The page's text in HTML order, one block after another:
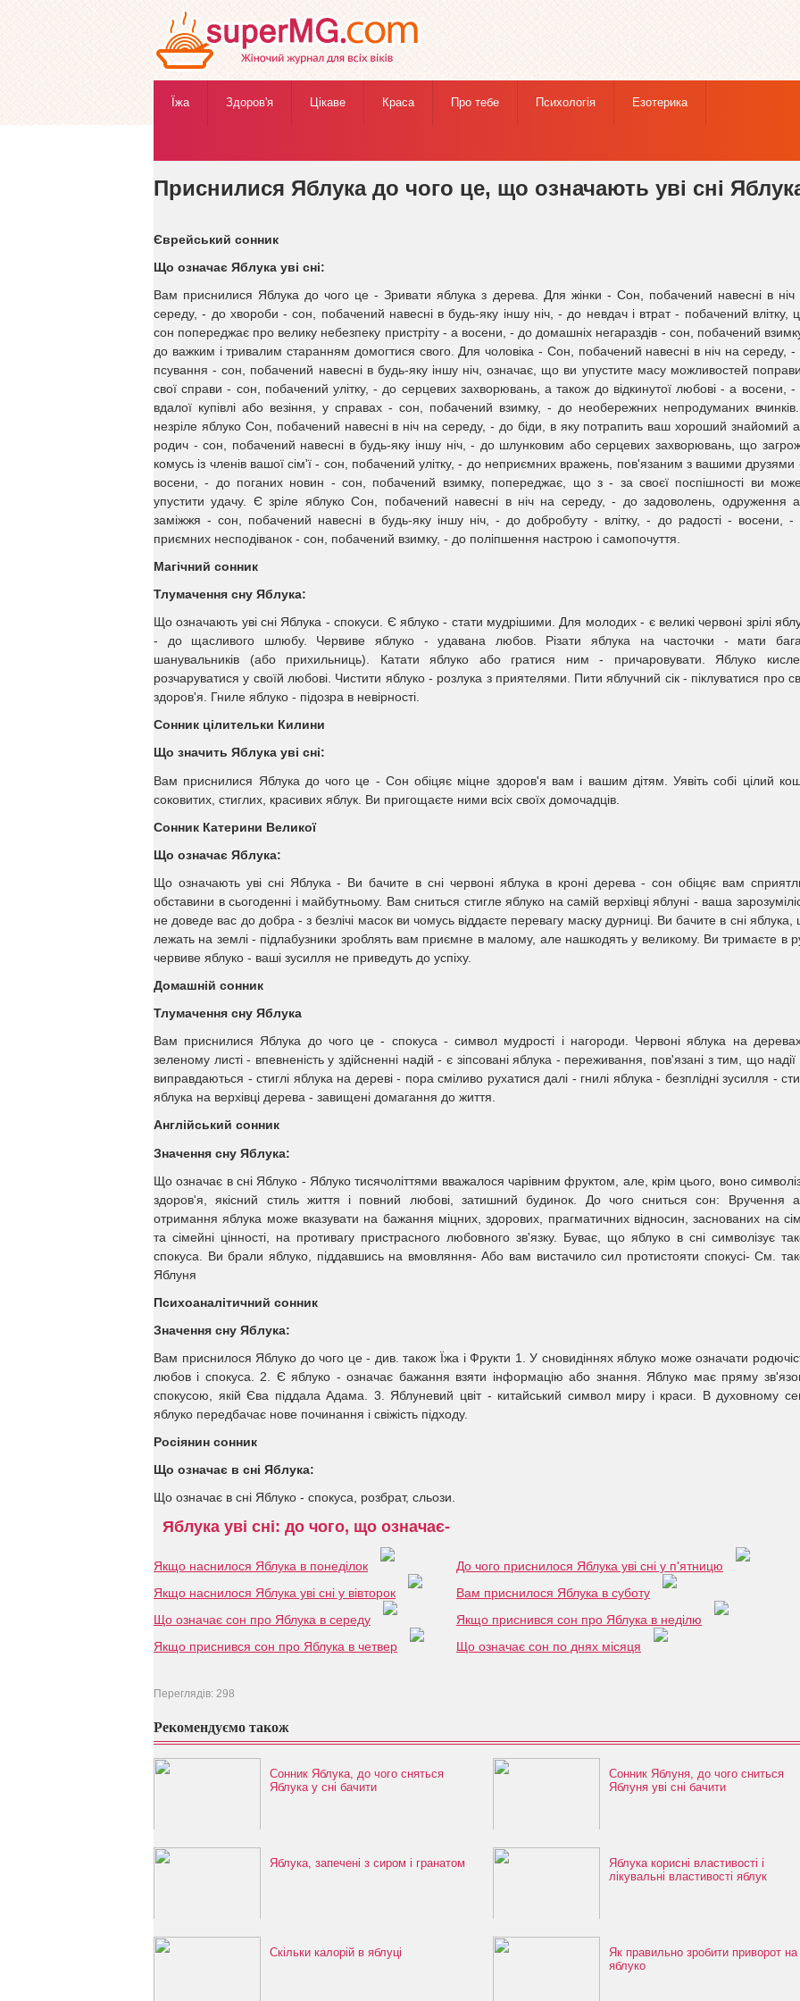
Їжа Здоров'я Цікаве Краса Про тебе Психологія Езотерика
Приснилися Яблука до чого це, що означають уві сні
Єврейський сонник
Що означає Яблука уві сні:
Вам приснилися Яблука до чого це - Зривати яблука з дерева. Для жінки - Сон, побачений навесні в ніч
середу, - до хвороби - сон, побачений навесні в будь-яку іншу ніч, - до невдач і втрат - побачений влітку,
сон попереджає про велику небезпеку пристріту - а восени, - до домашніх негараздів - сон, побачений
до важким і тривалим старанням домогтися свого. Для чоловіка - Сон, побачений навесні в ніч на середу, -
псування - сон, побачений навесні в будь-яку іншу ніч, означає, що ви упустите масу можливостей
свої справи - сон, побачений улітку, - до серцевих захворювань, а також до відкинутої любові - а восени, -
вдалої купівлі або везіння, у справах - сон, побачений взимку, - до необережних непродуманих
незріле яблуко Сон, побачений навесні в ніч на середу, - до біди, в яку потрапить ваш хороший знайомий
родич - сон, побачений навесні в будь-яку іншу ніч, - до шлунковим або серцевих захворювань, що
комусь із членів вашої сім'ї - сон, побачений улітку, - до неприємних вражень, пов'язаним з вашими друзями
восени, - до поганих новин - сон, побачений взимку, попереджає, що з - за своєї поспішності ви
упустити удачу. Є зріле яблуко Сон, побачений навесні в ніч на середу, - до задоволень, одруження
заміжжя - сон, побачений навесні в будь-яку іншу ніч, - до добробуту - влітку, - до радості - восени, -
приємних несподіванок - сон, побачений взимку, - до поліпшення настрою і самопочуття.
Магічний сонник
Тлумачення сну Яблука:
Що означають уві сні Яблука - спокуси. Є яблуко - стати мудрішими. Для молодих - є великі червоні зрілі
- до щасливого шлюбу. Червиве яблуко - удавана любов. Різати яблука на часточки - мати
шанувальників (або прихильниць). Катати яблуко або гратися ним - причаровувати. Яблуко
розчаруватися у своїй любові. Чистити яблуко - розлука з приятелями. Пити яблучний сік - піклуватися про
здоров'я. Гниле яблуко - підозра в невірності.
Сонник цілительки Килини
Що значить Яблука уві сні:
Вам приснилися Яблука до чого це - Сон обіцяє міцне здоров'я вам і вашим дітям. Уявіть собі цілий
соковитих, стиглих, красивих яблук. Ви пригощаєте ними всіх своїх домочадців.
Сонник Катерини Великої
Що означає Яблука:
Що означають уві сні Яблука - Ви бачите в сні червоні яблука в кроні дерева - сон обіцяє вам
обставини в сьогоденні і майбутньому. Вам сниться стигле яблуко на самій верхівці яблуні - ваша
не доведе вас до добра - з безлічі масок ви чомусь віддаєте перевагу маску дурниці. Ви бачите в сні яблука,
лежать на землі - підлабузники зроблять вам приємне в малому, але нашкодять у великому. Ви тримаєте в
червиве яблуко - ваші зусилля не приведуть до успіху.
Домашній сонник
Тлумачення сну Яблука
Вам приснилися Яблука до чого це - спокуса - символ мудрості і нагороди. Червоні яблука на
зеленому листі - впевненість у здійсненні надій - є зіпсовані яблука - переживання, пов'язані з тим, що
виправдаються - стиглі яблука на дереві - пора сміливо рухатися далі - гнилі яблука - безплідні зусилля -
яблука на верхівці дерева - завищені домагання до життя.
Англійський сонник
Значення сну Яблука:
Що означає в сні Яблуко - Яблуко тисячоліттями вважалося чарівним фруктом, але, крім цього, воно
здоров'я, якісний стиль життя і повний любові, затишний будинок. До чого сниться сон: Вручення
отримання яблука може вказувати на бажання міцних, здорових, прагматичних відносин, заснованих на
та сімейні цінності, на противагу пристрасного любовного зв'язку. Буває, що яблуко в сні символізує
спокуса. Ви брали яблуко, піддавшись на вмовляння- Або вам вистачило сил протистояти спокусі- См.
Яблуня
Психоаналітичний сонник
Значення сну Яблука:
Вам приснилося Яблуко до чого це - див. також Їжа і Фрукти 1. У сновидіннях яблуко може означати
любов і спокуса. 2. Є яблуко - означає бажання взяти інформацію або знання. Яблуко має пряму
спокусою, якій Єва піддала Адама. 3. Яблуневий цвіт - китайський символ миру і краси. В духовному
яблуко передбачає нове починання і свіжість підходу.
Росіянин сонник
Що означає в сні Яблука:
Що означає в сні Яблуко - спокуса, розбрат, сльози.
Яблука уві сні: до чого, що означає-
Якщо наснилося Яблука в понеділок
Якщо наснилося Яблука уві сні у вівторок
Що означає сон про Яблука в середу
Якщо приснився сон про Яблука в четвер
До чого приснилося Яблука уві сні у п'ятницю
Вам приснилося Яблука в суботу
Якщо приснився сон про Яблука в неділю
Що означає сон по днях місяця
Переглядів: 298
Рекомендуємо також
Сонник Яблука, до чого сняться
Яблука у сні бачити
Сонник Яблуня, до чого сниться
Яблуня уві сні бачити
Яблука, запечені з сиром і гранатом
Яблука корисні властивості і
лікувальні властивості яблук
Скільки калорій в яблуці
Як правильно зробити приворот на
яблуко